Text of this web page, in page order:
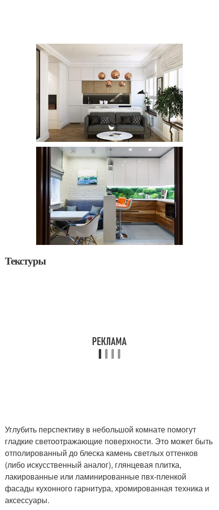
Текстуры
Углубить перспективу в небольшой комнате помогут
гладкие светоотражающие поверхности. Это может быть
отполированный до блеска камень светлых оттенков
(либо искусственный аналог), глянцевая плитка,
лакированные или ламинированные пвх-пленкой
фасады кухонного гарнитура, хромированная техника и
аксессуары.